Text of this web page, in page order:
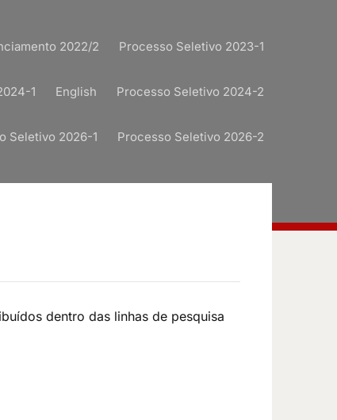
2022/2 Processo Seletivo 2023-1
1 English Processo Seletivo 2024-2
Seletivo 2026-1 Processo Seletivo 2026-2
dentro das linhas de pesquisa